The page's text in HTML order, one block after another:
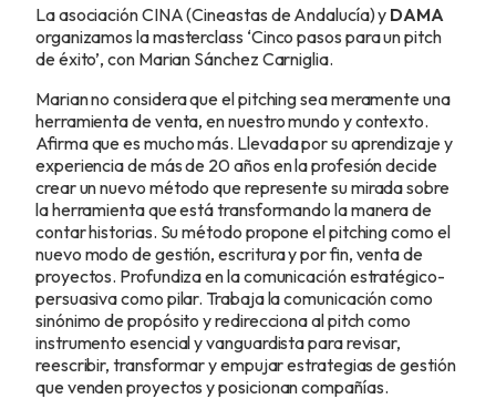
La asociación CINA (Cineastas de Andalucía) y DAMA
organizamos la masterclass ‘Cinco pasos para un pitch
de éxito’, con Marian Sánchez Carniglia.
Marian no considera que el pitching sea meramente una
herramienta de venta, en nuestro mundo y contexto.
Afirma que es mucho más. Llevada por su aprendizaje y
experiencia de más de 20 años en la profesión decide
crear un nuevo método que represente su mirada sobre
la herramienta que está transformando la manera de
contar historias. Su método propone el pitching como el
nuevo modo de gestión, escritura y por fin, venta de
proyectos. Profundiza en la comunicación estratégico-
persuasiva como pilar. Trabaja la comunicación como
sinónimo de propósito y redirecciona al pitch como
instrumento esencial y vanguardista para revisar,
reescribir, transformar y empujar estrategias de gestión
que venden proyectos y posicionan compañías.